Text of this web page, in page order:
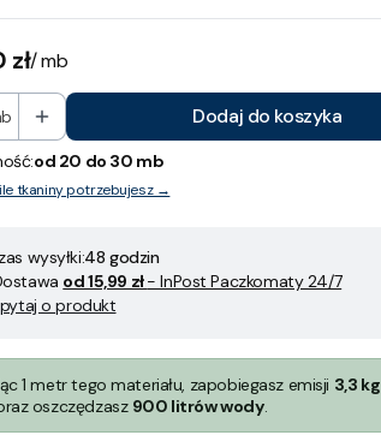
/ mb
Dodaj do koszyka
od 20 do 30 mb
tkaniny potrzebujesz →
wysyłki:48 godzin
od 15,99 zł- InPost Paczkomaty 24/7
o produkt
1 metr tego materiału, zapobiegasz emisji 3,3
oszczędzasz 900 litrów wody.